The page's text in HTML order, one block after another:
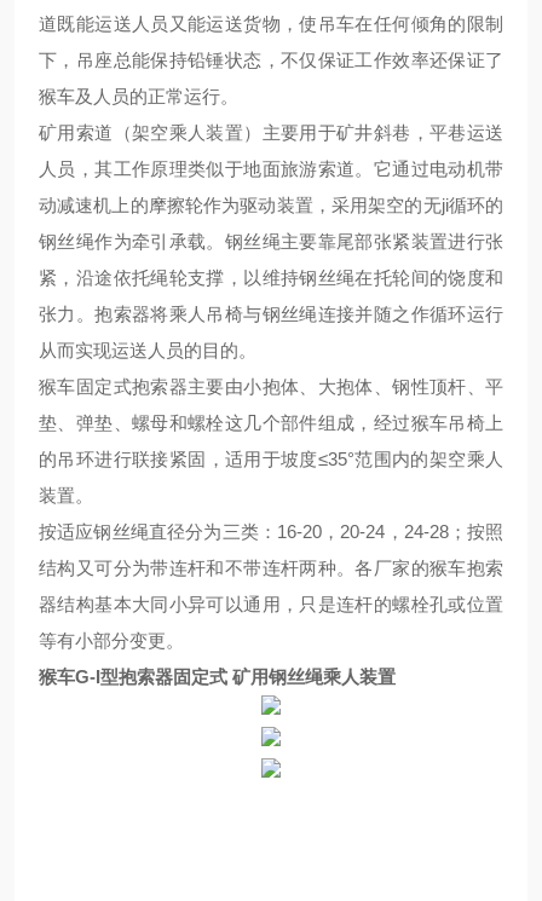
道既能运送人员又能运送货物，使吊车在任何倾角的限制
下，吊座总能保持铅锤状态，不仅保证工作效率还保证了
猴车及人员的正常运行。
矿用索道（架空乘人装置）主要用于矿井斜巷，平巷运送
人员，其工作原理类似于地面旅游索道。它通过电动机带
动减速机上的摩擦轮作为驱动装置，采用架空的无ji循环的
钢丝绳作为牵引承载。钢丝绳主要靠尾部张紧装置进行张
紧，沿途依托绳轮支撑，以维持钢丝绳在托轮间的饶度和
张力。抱索器将乘人吊椅与钢丝绳连接并随之作循环运行
从而实现运送人员的目的。
猴车固定式抱索器主要由小抱体、大抱体、钢性顶杆、平
垫、弹垫、螺母和螺栓这几个部件组成，经过猴车吊椅上
的吊环进行联接紧固，适用于坡度≤35°范围内的架空乘人
装置。
按适应钢丝绳直径分为三类：16-20，20-24，24-28；按照
结构又可分为带连杆和不带连杆两种。各厂家的猴车抱索
器结构基本大同小异可以通用，只是连杆的螺栓孔或位置
等有小部分变更。
猴车G-I型抱索器固定式 矿用钢丝绳乘人装置